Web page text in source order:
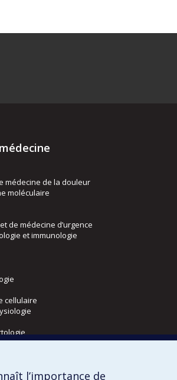
médecine de la douleur
moléculaire
de médecine d’urgence
et immunologie
cellulaire
et médecine nucléaire
l’importance de